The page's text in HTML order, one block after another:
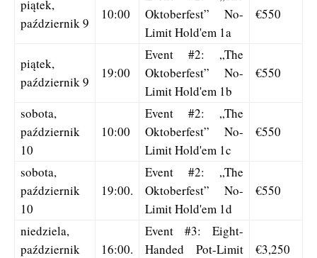
piątek,
październik 9
10:00
Oktoberfest” No-
Limit Hold'em 1a
€550
piątek,
październik 9
19:00
Event #2: „The
Oktoberfest” No-
Limit Hold'em 1b
€550
sobota,
październik
10
10:00
Event #2: „The
Oktoberfest” No-
Limit Hold'em 1c
€550
sobota,
październik
10
19:00.
Event #2: „The
Oktoberfest” No-
Limit Hold'em 1d
€550
niedziela,
październik
16:00.
Event #3: Eight-
Handed Pot-Limit
€3,250